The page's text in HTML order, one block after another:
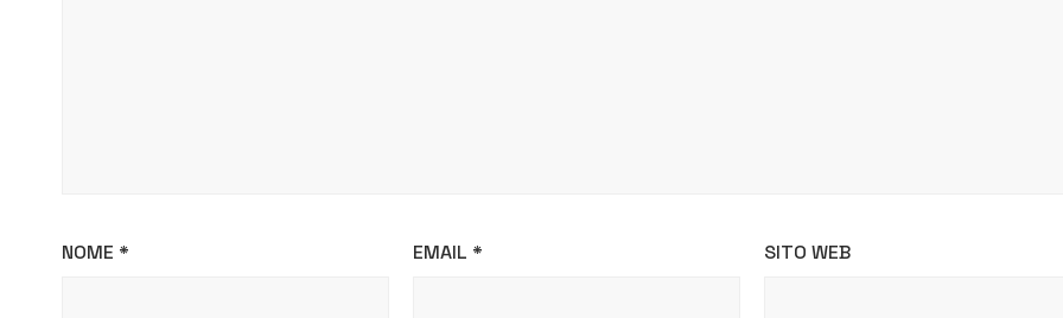
NOME * EMAIL * SITO WEB